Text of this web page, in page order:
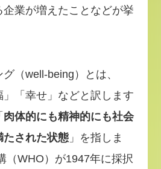
業が増えたことなどが挙
（well-being）とは、
」「幸せ」などと訳します
肉体的にも精神的にも社会
たされた状態」を指しま
（WHO）が1947年に採択